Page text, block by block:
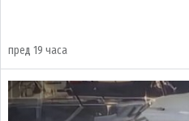
пред 19 часа